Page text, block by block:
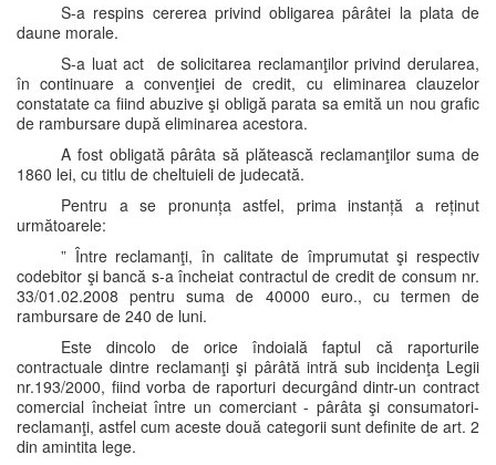
S-a respins cererea privind obligarea pârâtei la plata de
daune morale.
S-a luat act de solicitarea reclamanţilor privind derularea,
în continuare a convenţiei de credit, cu eliminarea clauzelor
constatate ca fiind abuzive şi obligă parata sa emită un nou grafic
de rambursare după eliminarea acestora.
A fost obligată pârâta să plătească reclamanţilor suma de
1860 lei, cu titlu de cheltuieli de judecată.
Pentru a se pronunța astfel, prima instanță a reținut
următoarele:
” Între reclamanţi, în calitate de împrumutat şi respectiv
codebitor şi bancă s-a încheiat contractul de credit de consum nr.
33/01.02.2008 pentru suma de 40000 euro., cu termen de
rambursare de 240 de luni.
Este dincolo de orice îndoială faptul că raporturile
contractuale dintre reclamanţi şi pârâtă intră sub incidenţa Legii
nr.193/2000, fiind vorba de raporturi decurgând dintr-un contract
comercial încheiat între un comerciant - pârâta şi consumatori-
reclamanţi, astfel cum aceste două categorii sunt definite de art. 2
din amintita lege.